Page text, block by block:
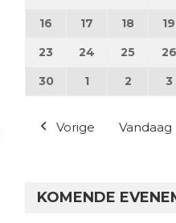
16 16 juni 2025
17 17 juni 2025
18 18 19
23 23 juni 2025
24 24 juni 2025
25 25 26
30 30 juni 2025
1 1 juli 2025
2 2 juli 3
Vorige Vandaag
KOMENDE